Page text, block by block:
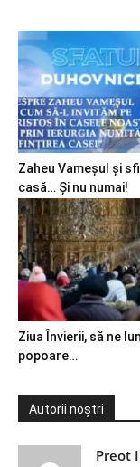
Zaheu Vameșul și
casă… Și nu numai!
Ziua Învierii, să ne
popoare…
Autorii noștri
Preot